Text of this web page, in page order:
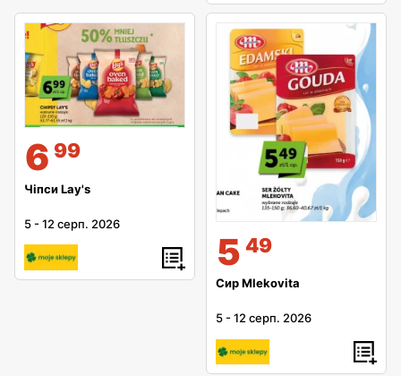
6 99
Чіпси Lay's
5 -12 серп. 2026
5 49
Сир Mlekovita
5 -12 серп. 2026